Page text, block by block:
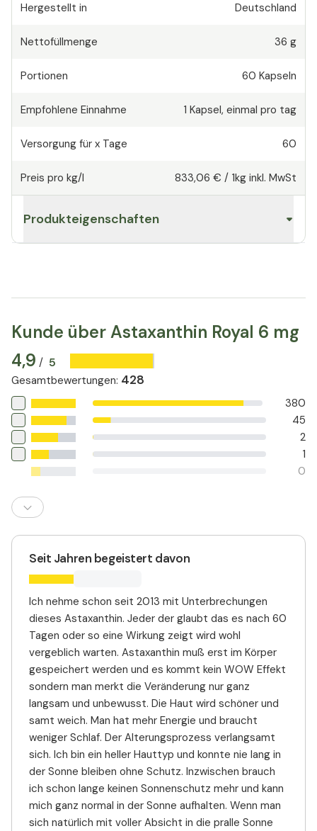
Hergestellt in Deutschland
Nettofüllmenge 36 g
Portionen 60 Kapseln
Empfohlene Einnahme 1 Kapsel, einmal pro tag
Versorgung für x Tage 60
Preis pro kg/l 833,06 € / 1kg inkl. MwSt
Produkteigenschaften
Kunde über Astaxanthin Royal 6 mg
4,9 / 5
Gesamtbewertungen: 428
380
45
2
1
0
Seit Jahren begeistert davon
Ich nehme schon seit 2013 mit Unterbrechungen
dieses Astaxanthin. Jeder der glaubt das es nach 60
Tagen oder so eine Wirkung zeigt wird wohl
vergeblich warten. Astaxanthin muß erst im Körper
gespeichert werden und es kommt kein WOW Effekt
sondern man merkt die Veränderung nur ganz
langsam und unbewusst. Die Haut wird schöner und
samt weich. Man hat mehr Energie und braucht
weniger Schlaf. Der Alterungsprozess verlangsamt
sich. Ich bin ein heller Hauttyp und konnte nie lang in
der Sonne bleiben ohne Schutz. Inzwischen brauch
ich schon lange keinen Sonnenschutz mehr und kann
mich ganz normal in der Sonne aufhalten. Wenn man
sich natürlich mit voller Absicht in die pralle Sonne